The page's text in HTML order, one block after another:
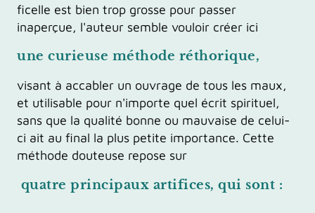
ficelle est bien trop grosse pour passer
inaperçue, l'auteur semble vouloir créer ici
une curieuse méthode réthorique,
visant à accabler un ouvrage de tous les maux,
et utilisable pour n'importe quel écrit spirituel,
sans que la qualité bonne ou mauvaise de celui-
ci ait au final la plus petite importance. Cette
méthode douteuse repose sur
quatre principaux artifices, qui sont :